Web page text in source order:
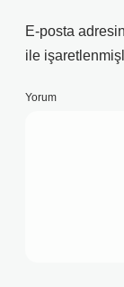
E-posta
ile
Yorum